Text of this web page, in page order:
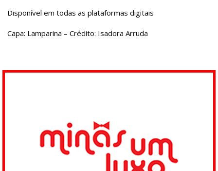
Disponível em todas as plataformas digitais
Capa: Lamparina – Crédito: Isadora Arruda